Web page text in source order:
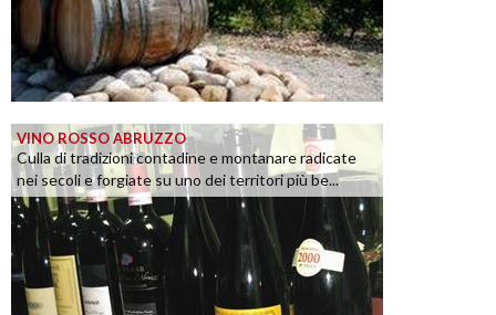
VINO ROSSO ABRUZZO
Culla di tradizioni contadine e montanare radicate
nei secoli e forgiate su uno dei territori più be...